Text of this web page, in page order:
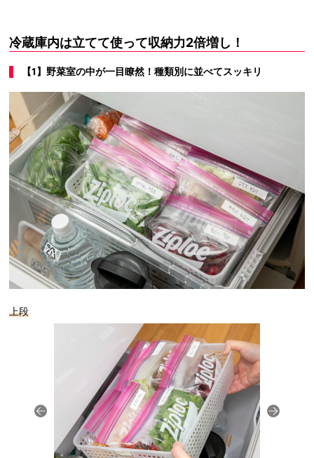
冷蔵庫内は立てて使って収納力2倍増し！
【1】野菜室の中が一目瞭然！種類別に並べてスッキリ
上段